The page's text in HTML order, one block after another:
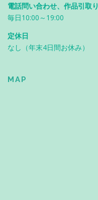
電話問い合わせ、作品引取り
毎日10:00～19:00
定休日
なし（年末4日間お休み）
MAP